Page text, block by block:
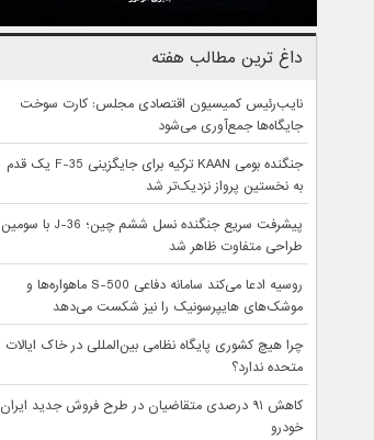
داغ ترین مطالب هفته
نایب‌رئیس کمیسیون اقتصادی مجلس: کارت سوخت
جایگاه‌ها جمع‌آوری می‌شود
جنگنده بومی KAAN ترکیه برای جایگزینی F-35 یک قدم
به نخستین پرواز نزدیک‌تر شد
پیشرفت سریع جنگنده نسل ششم چین؛ J-36 با سومین
طراحی متفاوت ظاهر شد
روسیه ادعا می‌کند سامانه دفاعی S-500 ماهواره‌ها و
موشک‌های هایپرسونیک را نیز شکست می‌دهد
چرا هیچ کشوری پایگاه نظامی بین‌المللی در خاک ایالات
متحده ندارد؟
کاهش ۹۱ درصدی متقاضیان در طرح فروش جدید ایران
خودرو